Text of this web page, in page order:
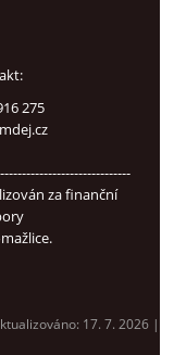
275
za finanční
17. 7. 2026 |